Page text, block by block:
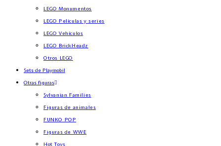
LEGO Monumentos
LEGO Películas y series
LEGO Vehículos
LEGO BrickHeadz
Otros LEGO
Sets de Playmobil
Otras figuras
Sylvanian Families
Figuras de animales
FUNKO POP
Figuras de WWE
Hot Toys